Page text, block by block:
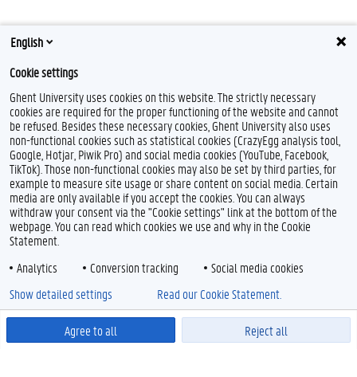
English
Cookie settings
Ghent University uses cookies on this website. The strictly necessary
cookies are required for the proper functioning of the website and cannot
be refused. Besides these necessary cookies, Ghent University also uses
non-functional cookies such as statistical cookies (CrazyEgg analysis tool,
Google, Hotjar, Piwik Pro) and social media cookies (YouTube, Facebook,
TikTok). Those non-functional cookies may also be set by third parties, for
example to measure site usage or share content on social media. Certain
media are only available if you accept the cookies. You can always
withdraw your consent via the "Cookie settings" link at the bottom of the
webpage. You can read which cookies we use and why in the Cookie
Statement.
Analytics
Conversion tracking Social media cookies
Agree to all Reject all
Show detailed settings Read our Cookie Statement.